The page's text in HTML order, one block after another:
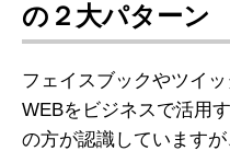
の２大パターン
フェイスブックやツイッ
WEBをビジネスで活用
の方が認識していますが